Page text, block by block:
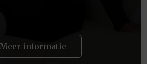
Meer informatie